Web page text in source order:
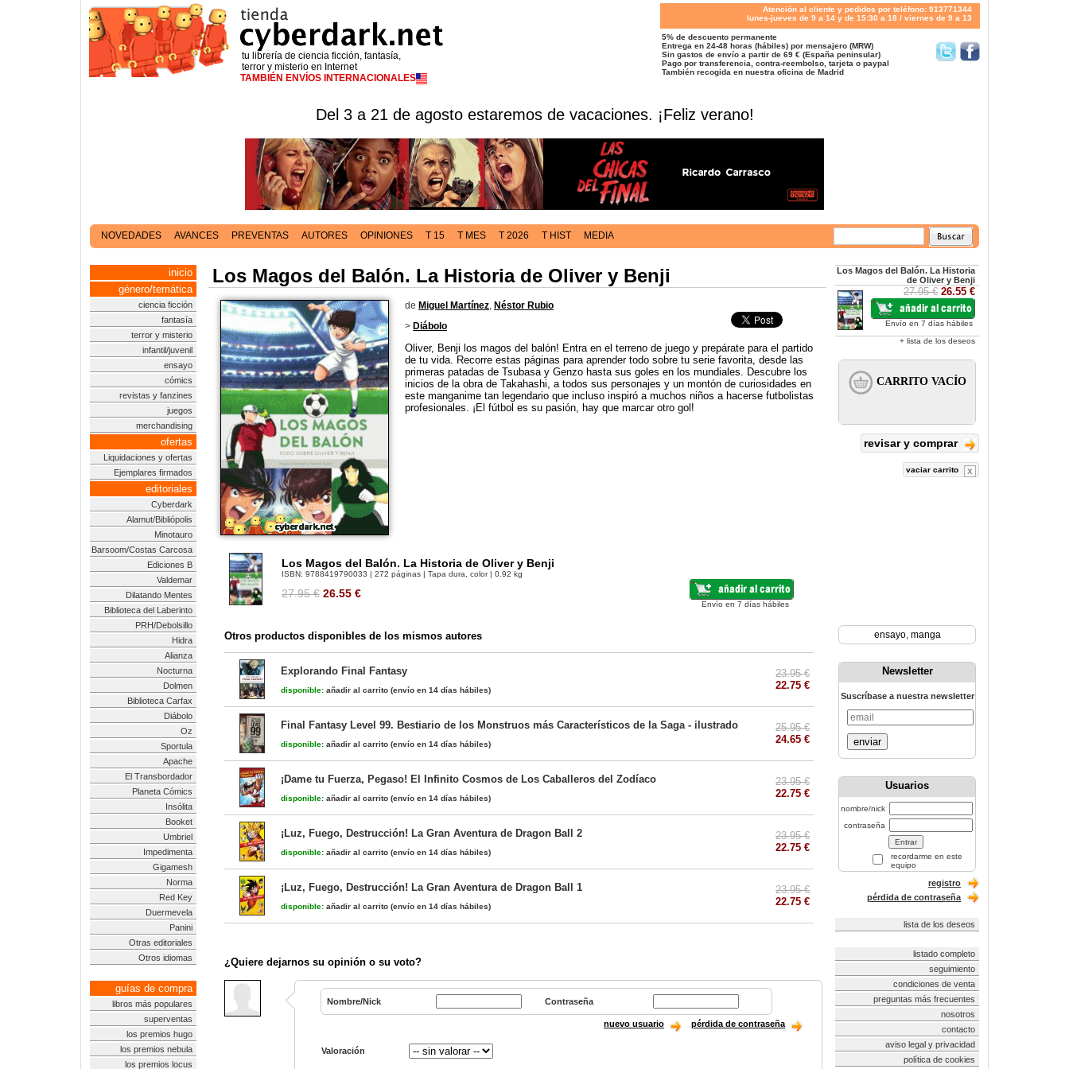
tu librería de ciencia ficción, fantasía,
terror y misterio en Internet
TAMBIÉN ENVÍOS INTERNACIONALES
Atención al cliente y pedidos por teléfono: 913771344
lunes-jueves de 9 a 14 y de 15:30 a 18 / viernes de 9 a 13
5% de descuento permanente
Entrega en 24-48 horas (hábiles) por mensajero (MRW)
Sin gastos de envío a partir de 69 € (España peninsular)
Pago por transferencia, contra-reembolso, tarjeta o paypal
También recogida en nuestra oficina de Madrid
Del 3 a 21 de agosto estaremos de vacaciones. ¡Feliz verano!
NOVEDADES AVANCES PREVENTAS AUTORES OPINIONES T 15 T MES T 2026 T HIST MEDIA
inicio
género/temática
ciencia ficción
fantasía
terror y misterio
infantil/juvenil
ensayo
cómics
revistas y fanzines
juegos
merchandising
ofertas
Liquidaciones y ofertas
Ejemplares firmados
editoriales
Cyberdark
Alamut/Bibliópolis
Minotauro
Barsoom/Costas Carcosa
Ediciones B
Valdemar
Dilatando Mentes
Biblioteca del Laberinto
PRH/Debolsillo
Hidra
Alianza
Nocturna
Dolmen
Biblioteca Carfax
Diábolo
Oz
Sportula
Apache
El Transbordador
Planeta Cómics
Insólita
Booket
Umbriel
Impedimenta
Gigamesh
Norma
Red Key
Duermevela
Panini
Otras editoriales
Otros idiomas
guías de compra
libros más populares
superventas
los premios hugo
los premios nebula
los premios locus
Los Magos del Balón. La Historia de Oliver y Benji
de Miguel Martínez, Néstor Rubio
> Diábolo
Oliver, Benji los magos del balón! Entra en el terreno de juego y prepárate para el partido
de tu vida. Recorre estas páginas para aprender todo sobre tu serie favorita, desde las
primeras patadas de Tsubasa y Genzo hasta sus goles en los mundiales. Descubre los
inicios de la obra de Takahashi, a todos sus personajes y un montón de curiosidades en
este manganime tan legendario que incluso inspiró a muchos niños a hacerse futbolistas
profesionales. ¡El fútbol es su pasión, hay que marcar otro gol!
Los Magos del Balón. La Historia de Oliver y Benji
ISBN: 9788419790033 | 272 páginas | Tapa dura, color | 0.92 kg
27.95 € 26.55 €
Envío en 7 días hábiles
Otros productos disponibles de los mismos autores
Explorando Final Fantasy
disponible: añadir al carrito (envío en 14 días hábiles)
23.95 €
22.75 €
Final Fantasy Level 99. Bestiario de los Monstruos más Característicos de la Saga - ilustrado
disponible: añadir al carrito (envío en 14 días hábiles)
25.95 €
24.65 €
¡Dame tu Fuerza, Pegaso! El Infinito Cosmos de Los Caballeros del Zodíaco
disponible: añadir al carrito (envío en 14 días hábiles)
23.95 €
22.75 €
¡Luz, Fuego, Destrucción! La Gran Aventura de Dragon Ball 2
disponible: añadir al carrito (envío en 14 días hábiles)
23.95 €
22.75 €
¡Luz, Fuego, Destrucción! La Gran Aventura de Dragon Ball 1
disponible: añadir al carrito (envío en 14 días hábiles)
23.95 €
22.75 €
¿Quiere dejarnos su opinión o su voto?
Nombre/Nick Contraseña
nuevo usuario pérdida de contraseña
Valoración
Los Magos del Balón. La Historia
de Oliver y Benji
27.95 € 26.55 €
Envío en 7 días hábiles
+ lista de los deseos
revisar y comprar
vaciar carrito
ensayo, manga
Newsletter
Suscríbase a nuestra newsletter
enviar
Usuarios
nombre/nick
contraseña
recordarme en este
equipo
registro
pérdida de contraseña
lista de los deseos
listado completo
seguimiento
condiciones de venta
preguntas más frecuentes
nosotros
contacto
aviso legal y privacidad
política de cookies